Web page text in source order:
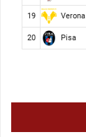
19 Verona
20 Pisa